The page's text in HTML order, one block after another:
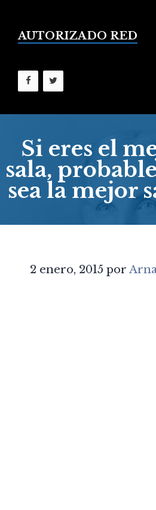
contenido
AUTORIZADO RED
Si eres el
sala,
sea la mejor
2 enero, 2015 por